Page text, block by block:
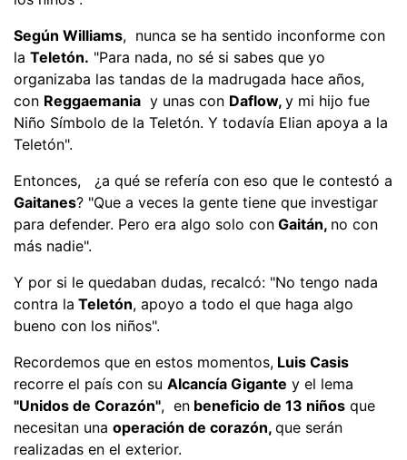
Según Williams, nunca se ha sentido inconforme con
la Teletón. "Para nada, no sé si sabes que yo
organizaba las tandas de la madrugada hace años,
con Reggaemania y unas con Daflow, y mi hijo fue
Niño Símbolo de la Teletón. Y todavía Elian apoya a la
Teletón".
Entonces, ¿a qué se refería con eso que le contestó a
Gaitanes? "Que a veces la gente tiene que investigar
para defender. Pero era algo solo con Gaitán, no con
más nadie".
Y por si le quedaban dudas, recalcó: "No tengo nada
contra la Teletón, apoyo a todo el que haga algo
bueno con los niños".
Recordemos que en estos momentos, Luis Casis
recorre el país con su Alcancía Gigante y el lema
"Unidos de Corazón", en beneficio de 13 niños que
necesitan una operación de corazón, que serán
realizadas en el exterior.